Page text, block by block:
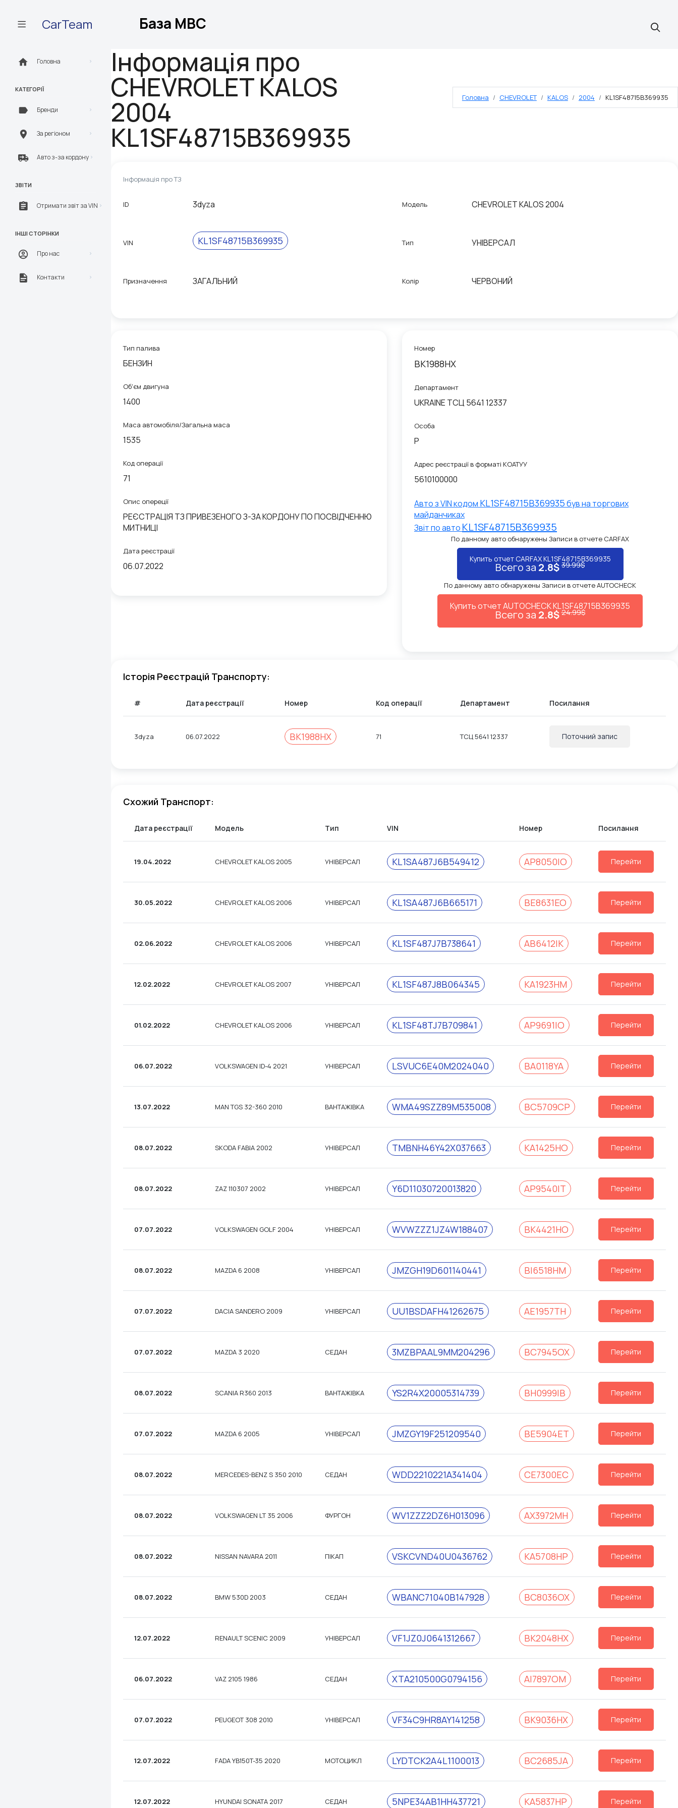
CarTeam База МВС
Головна
КАТЕГОРІЇ
Бренди
За регіоном
Авто з-за кордону
ЗВІТИ
Отримати звіт за VIN
ІНШІ СТОРІНКИ
Про нас
Контакти
Інформація про
CHEVROLET KALOS
2004
KL1SF48715B369935
Головна CHEVROLET KALOS 2004 KL1SF48715B369935
Інформація про ТЗ
ID 3dyza Модель CHEVROLET KALOS 2004
VIN KL1SF48715B369935 Тип УНІВЕРСАЛ
Призначення ЗАГАЛЬНИЙ Колір ЧЕРВОНИЙ
Тип палива
БЕНЗИН
Об'єм двигуна
1400
Маса автомобіля/Загальна маса
1535
Код операції
71
Опис опереції
РЕЄСТРАЦІЯ ТЗ ПРИВЕЗЕНОГО З-ЗА КОРДОНУ ПО ПОСВІДЧЕННЮ
МИТНИЦІ
Дата реєстрації
06.07.2022
Номер
BK1988HX
Департамент
UKRAINE ТСЦ 5641 12337
Особа
P
Адрес реєстрації в форматі КОАТУУ
5610100000
Авто з VIN кодом KL1SF48715B369935був на торгових
майданчиках
Звiт по авто KL1SF48715B369935
По данному авто обнаружены Записи в отчете CARFAX
Купить отчет CARFAX KL1SF48715B369935
Всего за 2.8$39.99$
По данному авто обнаружены Записи в отчете AUTOCHECK
Купить отчет AUTOCHECK KL1SF48715B369935
Всего за 2.8$24.99$
Історія Реєстрацій Транспорту:
# Дата реєстрації Номер Код операції Департамент Посилання
3dyza 06.07.2022 BK1988HX 71 ТСЦ 5641 12337 Поточний запис
Схожий Транспорт:
Дата реєстрації Модель Тип VIN Номер Посилання
19.04.2022 CHEVROLET KALOS 2005 УНІВЕРСАЛ KL1SA487J6B549412 AP8050IO Перейти
30.05.2022 CHEVROLET KALOS 2006 УНІВЕРСАЛ KL1SA487J6B665171 BE8631EO Перейти
02.06.2022 CHEVROLET KALOS 2006 УНІВЕРСАЛ KL1SF487J7B738641 AB6412IK Перейти
12.02.2022 CHEVROLET KALOS 2007 УНІВЕРСАЛ KL1SF487J8B064345 KA1923HM Перейти
01.02.2022 CHEVROLET KALOS 2006 УНІВЕРСАЛ KL1SF48TJ7B709841 AP9691IO Перейти
06.07.2022 VOLKSWAGEN ID-4 2021 УНІВЕРСАЛ LSVUC6E40M2024040 BA0118YA Перейти
13.07.2022 MAN TGS 32-360 2010 ВАНТАЖІВКА WMA49SZZ89M535008 BC5709CP Перейти
08.07.2022 SKODA FABIA 2002 УНІВЕРСАЛ TMBNH46Y42X037663 KA1425HO Перейти
08.07.2022 ZAZ 110307 2002 УНІВЕРСАЛ Y6D11030720013820 AP9540IT Перейти
07.07.2022 VOLKSWAGEN GOLF 2004 УНІВЕРСАЛ WVWZZZ1JZ4W188407 BK4421HO Перейти
08.07.2022 MAZDA 6 2008 УНІВЕРСАЛ JMZGH19D601140441 BI6518HM Перейти
07.07.2022 DACIA SANDERO 2009 УНІВЕРСАЛ UU1BSDAFH41262675 AE1957TH Перейти
07.07.2022 MAZDA 3 2020 СЕДАН 3MZBPAAL9MM204296 BC7945OX Перейти
08.07.2022 SCANIA R360 2013 ВАНТАЖІВКА YS2R4X20005314739 BH0999IB Перейти
07.07.2022 MAZDA 6 2005 УНІВЕРСАЛ JMZGY19F251209540 BE5904ET Перейти
08.07.2022 MERCEDES-BENZ S 350 2010 СЕДАН WDD2210221A341404 CE7300EC Перейти
08.07.2022 VOLKSWAGEN LT 35 2006 ФУРГОН WV1ZZZ2DZ6H013096 AX3972MH Перейти
08.07.2022 NISSAN NAVARA 2011 ПІКАП VSKCVND40U0436762 KA5708HP Перейти
08.07.2022 BMW 530D 2003 СЕДАН WBANC71040B147928 BC8036OX Перейти
12.07.2022 RENAULT SCENIC 2009 УНІВЕРСАЛ VF1JZ0J0641312667 BK2048HX Перейти
06.07.2022 VAZ 2105 1986 СЕДАН XTA210500G0794156 AI7897OM Перейти
07.07.2022 PEUGEOT 308 2010 УНІВЕРСАЛ VF34C9HR8AY141258 BK9036HX Перейти
12.07.2022 FADA YB150T-35 2020 МОТОЦИКЛ LYDTCK2A4L1100013 BC2685JA Перейти
12.07.2022 HYUNDAI SONATA 2017 СЕДАН 5NPE34AB1HH437721 KA5837HP Перейти